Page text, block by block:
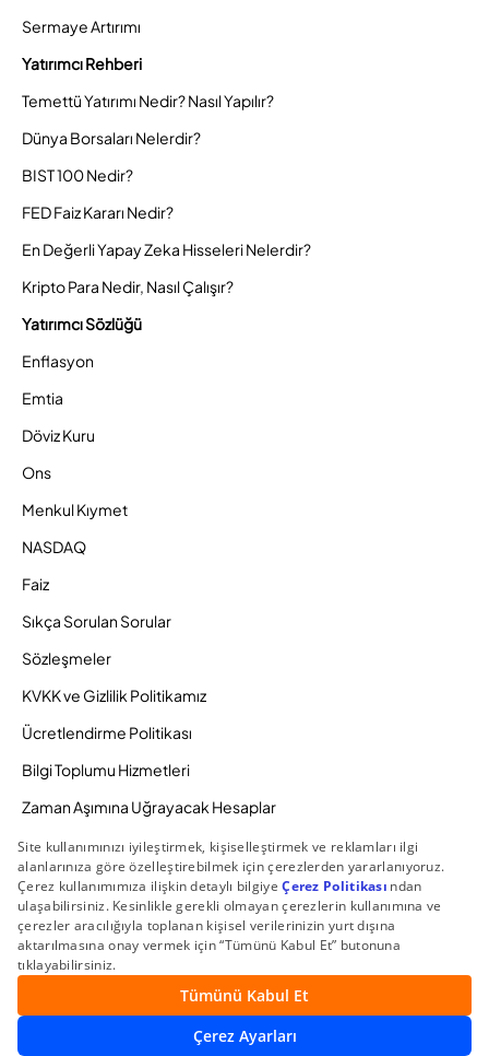
Sermaye Artırımı
Yatırımcı Rehberi
Temettü Yatırımı Nedir? Nasıl Yapılır?
Dünya Borsaları Nelerdir?
BIST 100 Nedir?
FED Faiz Kararı Nedir?
En Değerli Yapay Zeka Hisseleri Nelerdir?
Kripto Para Nedir, Nasıl Çalışır?
Yatırımcı Sözlüğü
Enflasyon
Emtia
Döviz Kuru
Ons
Menkul Kıymet
NASDAQ
Faiz
Sıkça Sorulan Sorular
Sözleşmeler
KVKK ve Gizlilik Politikamız
Ücretlendirme Politikası
Bilgi Toplumu Hizmetleri
Zaman Aşımına Uğrayacak Hesaplar
Duyurular ve Kampanyalar
© 2026 Gedik Yatırım Menkul Değerler AŞ. Tüm Hakları